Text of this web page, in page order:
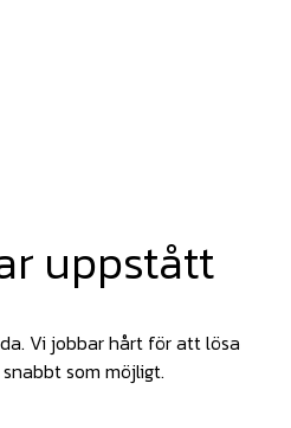
uppstått
Vi jobbar hårt för att lösa
som möjligt.